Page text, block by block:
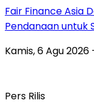
Fair Finance Asia
Pendanaan untuk
Kamis, 6 Agu 2026
Pers Rilis